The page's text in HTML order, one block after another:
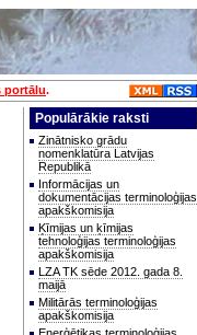
portālu.
Populārākie raksti
Zinātnisko grādu
nomenklatūra Latvijas
Republikā
Informācijas un
dokumentācijas terminoloģijas
apakškomisija
Ķīmijas un ķīmijas
tehnoloģijas terminoloģijas
apakškomisija
LZA TK sēde 2012. gada 8.
maijā
Militārās terminoloģijas
apakškomisija